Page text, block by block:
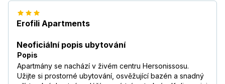
Erofili Apartments
Neoficiální popis ubytování
Popis
Apartmány se nachází v živém centru Hersonissosu.
Užijte si prostorné ubytování, osvěžující bazén a snadný